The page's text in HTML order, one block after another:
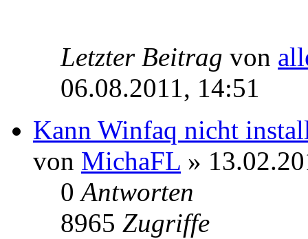
Letzter Beitrag von
06.08.2011, 14:51
Kann Winfaq nicht
von MichaFL »
0Antworten
8965 Zugriffe